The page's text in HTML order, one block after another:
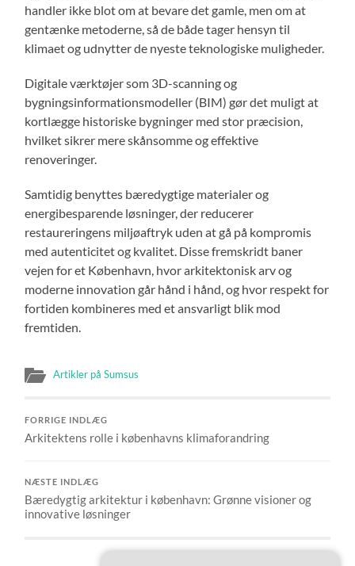
handler ikke blot om at bevare det gamle, men om at
gentænke metoderne, så de både tager hensyn til
klimaet og udnytter de nyeste teknologiske muligheder.
Digitale værktøjer som 3D-scanning og
bygningsinformationsmodeller (BIM) gør det muligt at
kortlægge historiske bygninger med stor præcision,
hvilket sikrer mere skånsomme og effektive
renoveringer.
Samtidig benyttes bæredygtige materialer og
energibesparende løsninger, der reducerer
restaureringens miljøaftryk uden at gå på kompromis
med autenticitet og kvalitet. Disse fremskridt baner
vejen for et København, hvor arkitektonisk arv og
moderne innovation går hånd i hånd, og hvor respekt for
fortiden kombineres med et ansvarligt blik mod
fremtiden.
Artikler på Sumsus
FORRIGE INDLÆG
Arkitektens rolle i københavns klimaforandring
NÆSTE INDLÆG
Bæredygtig arkitektur i københavn: Grønne visioner og
innovative løsninger